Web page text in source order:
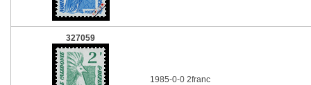
327059
1985-0-0 2franc